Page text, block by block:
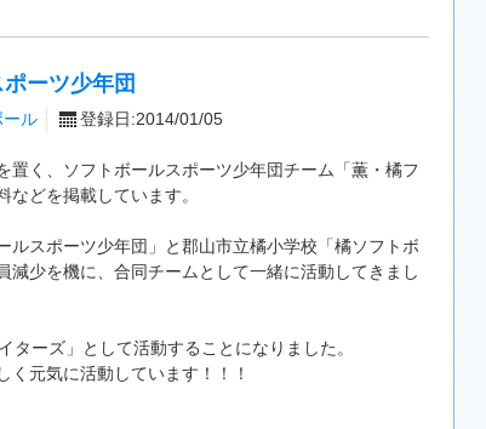
ーツ少年団
ール 登録日:2014/01/05
置く、ソフトボールスポーツ少年団チーム「薫・橘フ
どを掲載しています。
スポーツ少年団」と郡山市立橘小学校「橘ソフトボ
減少を機に、合同チームとして一緒に活動してきまし
ーズ」として活動することになりました。
元気に活動しています！！！